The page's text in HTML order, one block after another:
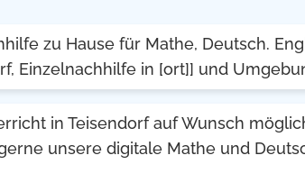
zu Hause für Mathe, Deutsch.
Einzelnachhilfe in [ort]] und
in Teisendorf auf Wunsch
unsere digitale Mathe und